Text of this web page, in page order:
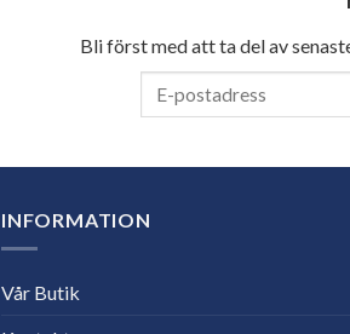
Bli först med att ta del av
INFORMATION
Vår Butik